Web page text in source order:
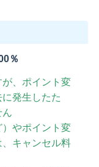
％
、ポイント変
発生したた
ん
やポイント変
キャンセル料